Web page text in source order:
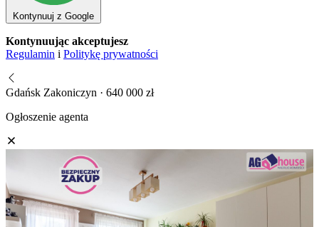
Kontynuuj z Google
Kontynuując akceptujesz
Regulamin i Politykę prywatności
Gdańsk Zakoniczyn · 640 000 zł
Ogłoszenie agenta